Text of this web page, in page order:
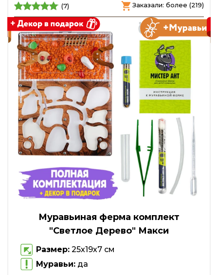
(7) Заказали: более (219)
Муравьиная ферма комплект
"Светлое Дерево" Макси
Размер: 25х19х7 см
Муравьи: да